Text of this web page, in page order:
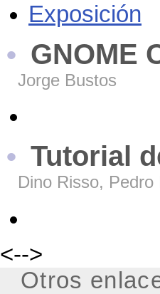
Exposición
GNOME
Jorge Bustos
Tutorial
Dino Risso,
<-->
Otros